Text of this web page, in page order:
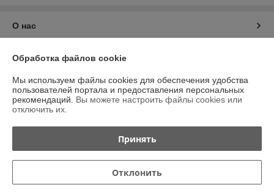
О нас
Контакты
Доставка и оплата
График работы
Политика обработки cookies
Обработка файлов cookie
Мы используем файлы cookies для обеспечения удобства
пользователей портала и предоставления персональных
рекомендаций. Вы можете настроить файлы cookies или
отключить их.
Принять
Отклонить